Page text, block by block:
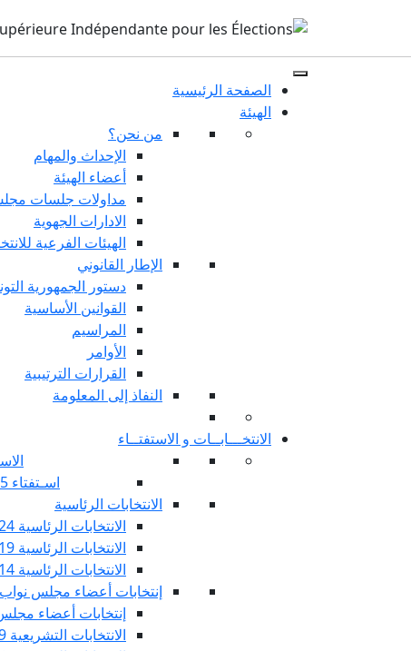
الصفحة الرئيسية
الهيئة
من نحن؟
الإحداث والمهام
أعضاء الهيئة
مداولات جلسات
الادارات الجهوية
الهيئات الفرعية
الإطار القانوني
دستور الجمهورية
القوانين الأساسية
المراسيم
الأوامر
القرارات الترتيبية
النفاذ إلى المعلومة
الانتخـــابــات و الاستفتــاء
اسـتفتاء 25 جويليـة 2022
الانتخابات الرئاسية
الانتخابات الرئاسية 2024
الانتخابات الرئاسية 2019
الانتخابات الرئاسية 2014
إنتخابات أعضاء مجلس
إنتخابات أعضاء مجلس
الانتخابات التشريعية 2019